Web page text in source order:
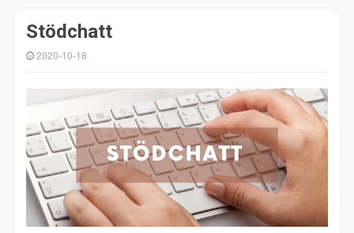
Stödchatt
2020-10-18